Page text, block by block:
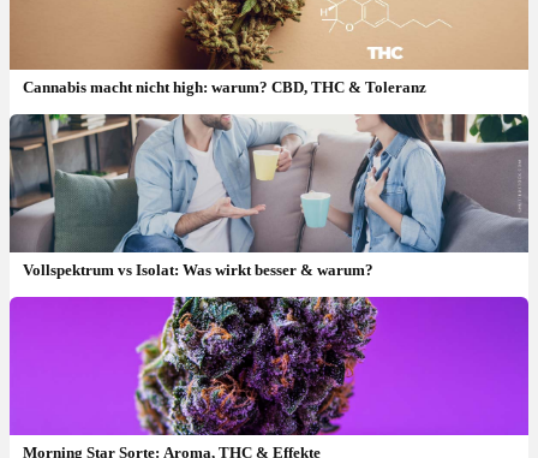
Cannabis macht nicht high: warum? CBD, THC & Toleranz
Vollspektrum vs Isolat: Was wirkt besser & warum?
Morning Star Sorte: Aroma, THC & Effekte